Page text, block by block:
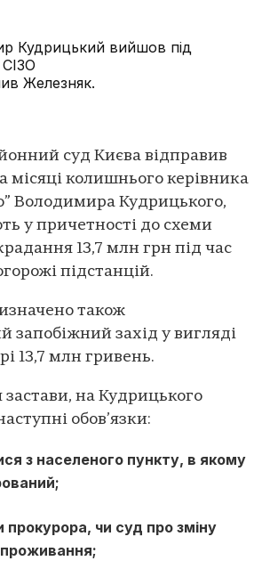
Кудрицький вийшов під
Железняк.
суд Києва відправив
місяці колишнього керівника
Володимира Кудрицького,
у причетності до схеми
13,7 млн грн під час
підстанцій.
також
запобіжний захід у вигляді
13,7 млн гривень.
застави, на Кудрицького
обов’язки:
з населеного пункту, в якому
прокурора, чи суд про зміну